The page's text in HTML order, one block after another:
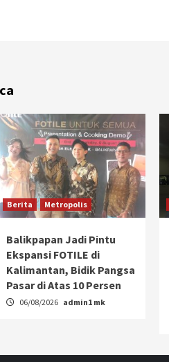
Berita Metropolis
Balikpapan Jadi Pintu
Ekspansi FOTILE di
Kalimantan, Bidik Pangsa
Pasar di Atas 10 Persen
06/08/2026 admin1 mk